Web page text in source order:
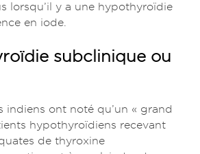
lorsqu’il y a une hypothyroïdie
en iode.
subclinique ou
indiens ont noté qu’un « grand
hypothyroïdiens recevant
de thyroxine